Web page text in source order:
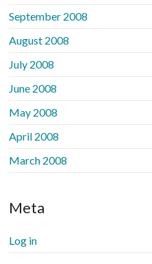
September 2008
August 2008
July 2008
June 2008
May 2008
April 2008
March 2008
Meta
Log in